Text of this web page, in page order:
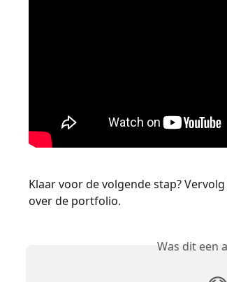
Klaar voor de volgende stap?
over de portfolio.
Was dit een